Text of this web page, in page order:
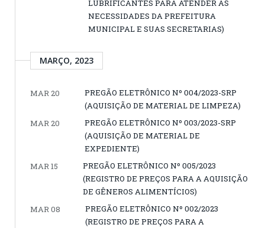
LUBRIFICANTES PARA ATENDER AS
NECESSIDADES DA PREFEITURA
MUNICIPAL E SUAS SECRETARIAS)
MARÇO, 2023
MAR 20
PREGÃO ELETRÔNICO Nº 004/2023-SRP
(AQUISIÇÃO DE MATERIAL DE LIMPEZA)
MAR 20
PREGÃO ELETRÔNICO Nº 003/2023-SRP
(AQUISIÇÃO DE MATERIAL DE
EXPEDIENTE)
MAR 15
PREGÃO ELETRÔNICO Nº 005/2023
(REGISTRO DE PREÇOS PARA A AQUISIÇÃO
DE GÊNEROS ALIMENTÍCIOS)
MAR 08
PREGÃO ELETRÔNICO Nº 002/2023
(REGISTRO DE PREÇOS PARA A